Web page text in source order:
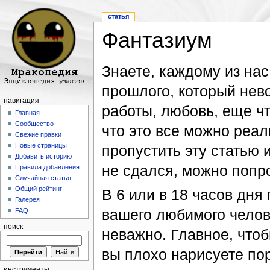
Фантазиум
Знаете, каждому из
прошлого, который
работы, любовь, еще
что это все можно
пропустить эту
не сдался, можно
В 6 или в 18 часов дня
вашего любимого
неважно. Главное,
вы плохо нарисуете
статья
навигация
Главная
Сообщество
Свежие правки
Новые страницы
Добавить историю
Правила добавления
Случайная статья
Общий рейтинг
Галерея
FAQ
поиск